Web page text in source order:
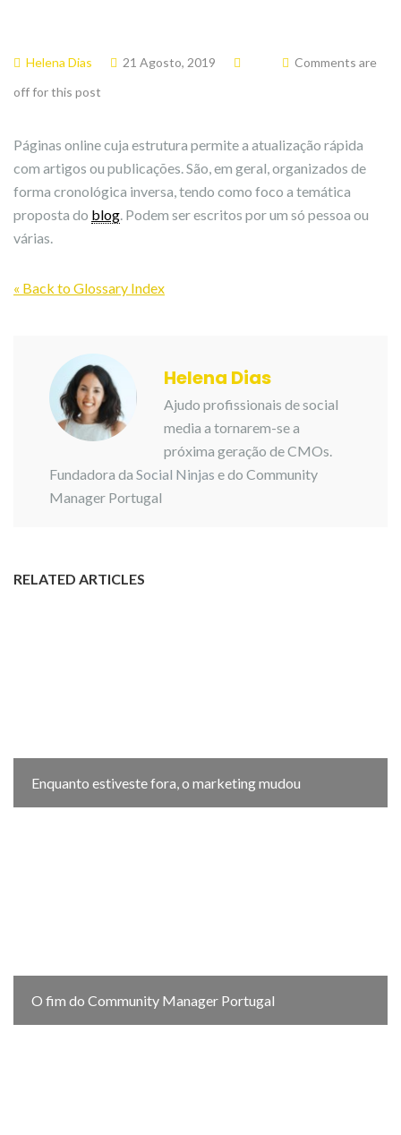
Helena Dias 21 Agosto, 2019
Comments are
off for this post
Páginas online cuja estrutura permite a atualização rápida
com artigos ou publicações. São, em geral, organizados de
forma cronológica inversa, tendo como foco a temática
proposta do blog. Podem ser escritos por um só pessoa ou
várias.
« Back to Glossary Index
Helena Dias
Ajudo profissionais de social
media a tornarem-se a
próxima geração de CMOs.
Fundadora da Social Ninjas e do Community
Manager Portugal
RELATED ARTICLES
Enquanto estiveste fora, o marketing mudou
O fim do Community Manager Portugal